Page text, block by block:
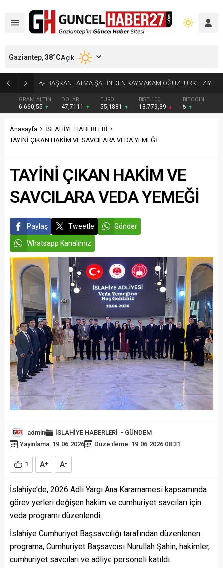
KÜÇÜK AK BALIKÇILLAR AĞAÇLARI BEYAZA BÜRÜDÜ
GRAM ALTIN
6.660,55
DOLAR
47,7111
EURO
55,1881
BIST 100
13.779,39
BITCOIN
₺
Gaziantep,38°CAçık
Anasayfa
İSLAHİYE HABERLERİ
TAYİNİ ÇIKAN HAKİM VE SAVCILARA VEDA YEMEĞİ
TAYİNİ ÇIKAN HAKİM VE
SAVCILARA VEDA YEMEĞİ
Paylaş Tweetle Gönder
Whatsapp Kanalımız
admin İSLAHİYE HABERLERİ - GÜNDEM
Yayınlama: 19.06.2026
Düzenleme: 19.06.2026 08:31
1 A+ A-
İslahiye’de, 2026 Adli Yargı Ana Kararnamesi kapsamında
görev yerleri değişen hakim ve cumhuriyet savcıları için
veda programı düzenlendi.
İslahiye Cumhuriyet Başsavcılığı tarafından düzenlenen
programa, Cumhuriyet Başsavcısı Nurullah Şahin, hakimler,
cumhuriyet savcıları ve adliye personeli katıldı.